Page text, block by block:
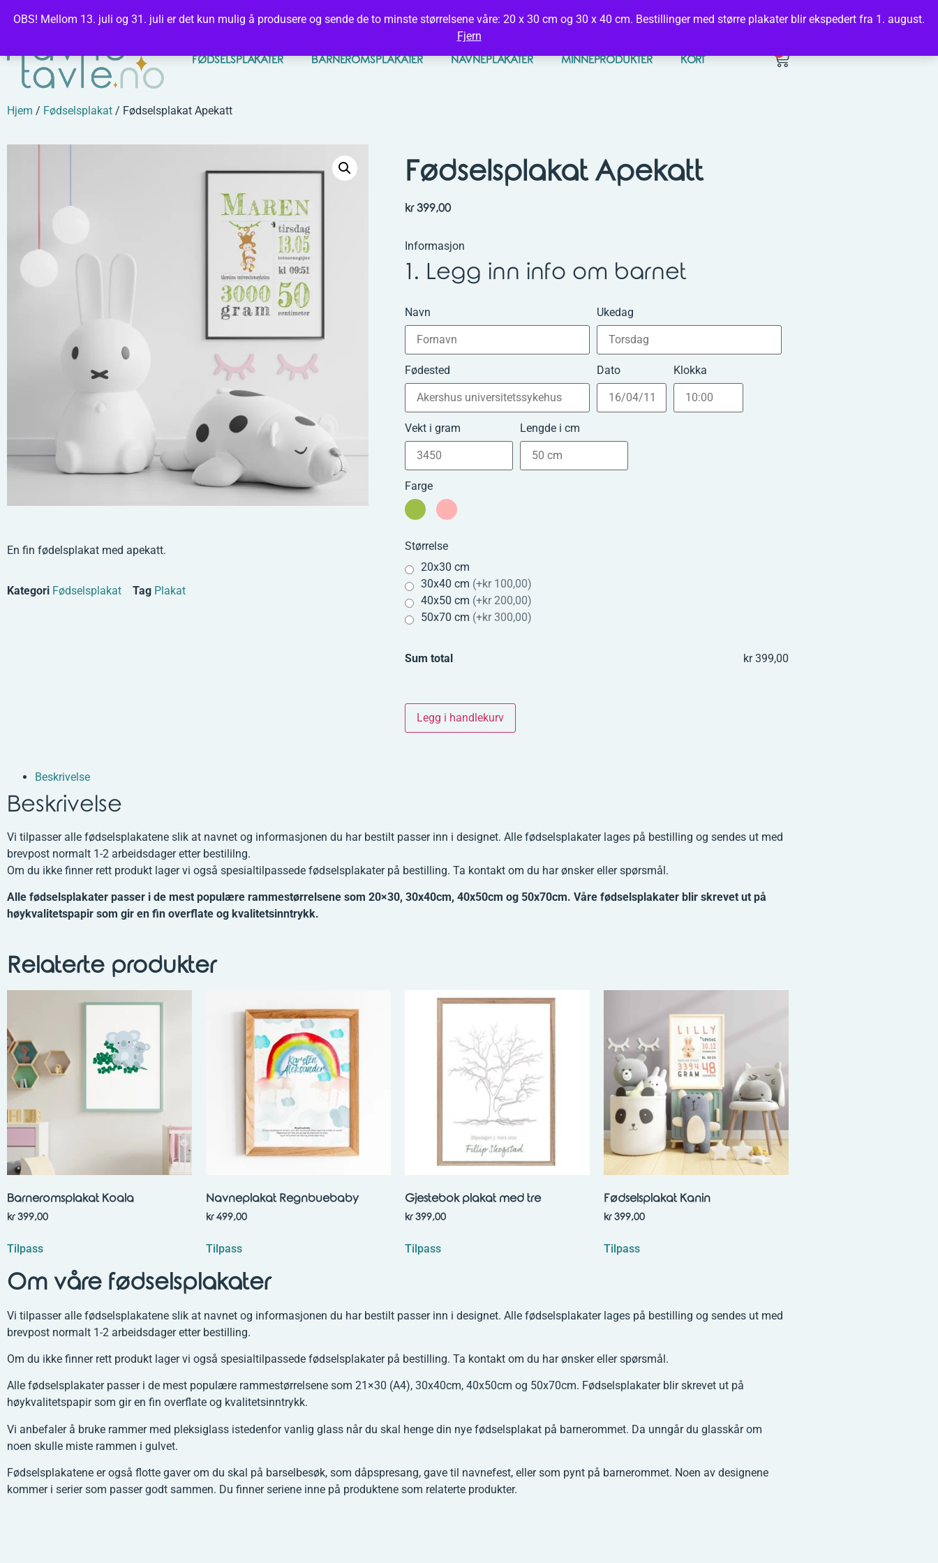
OBS! Mellom 13. juli og 31. juli er det kun mulig å produsere og sende de to minste størrelsene våre: 20 x 30 cm og 30 x 40 cm. Bestillinger med større plakater blir ekspedert fra 1. august.
Fjern
Personlige fødselsplakater, navnetavler og plakater til barnerommet.
FØDSELSPLAKATER BARNEROMSPLAKATER NAVNEPLAKATER MINNEPRODUKTER KORT
Hjem / Fødselsplakat / Fødselsplakat Apekatt
En fin fødelsplakat med apekatt.
Kategori Fødselsplakat Tag Plakat
Fødselsplakat Apekatt
kr399,00
Informasjon
1. Legg inn info om barnet
Navn Ukedag
Fødested Dato Klokka
Vekt i gram Lengde i cm
Farge
Størrelse
20x30 cm
30x40 cm (+kr 100,00)
40x50 cm (+kr 200,00)
50x70 cm (+kr 300,00)
Sum total kr 399,00
Legg i handlekurv
Beskrivelse
Beskrivelse
Vi tilpasser alle fødselsplakatene slik at navnet og informasjonen du har bestilt passer inn i designet. Alle fødselsplakater lages på bestilling og sendes ut med
brevpost normalt 1-2 arbeidsdager etter bestililng.
Om du ikke finner rett produkt lager vi også spesialtilpassede fødselsplakater på bestilling. Ta kontakt om du har ønsker eller spørsmål.
Alle fødselsplakater passer i de mest populære rammestørrelsene som 20×30, 30x40cm, 40x50cm og 50x70cm. Våre fødselsplakater blir skrevet ut på
høykvalitetspapir som gir en fin overflate og kvalitetsinntrykk.
Relaterte produkter
Barneromsplakat Koala
kr399,00
Tilpass
Navneplakat Regnbuebaby
kr499,00
Tilpass
Gjestebok plakat med tre
kr399,00
Tilpass
Fødselsplakat Kanin
kr399,00
Tilpass
Om våre fødselsplakater
Vi tilpasser alle fødselsplakatene slik at navnet og informasjonen du har bestilt passer inn i designet. Alle fødselsplakater lages på bestilling og sendes ut med
brevpost normalt 1-2 arbeidsdager etter bestilling.
Om du ikke finner rett produkt lager vi også spesialtilpassede fødselsplakater på bestilling. Ta kontakt om du har ønsker eller spørsmål.
Alle fødselsplakater passer i de mest populære rammestørrelsene som 21×30 (A4), 30x40cm, 40x50cm og 50x70cm. Fødselsplakater blir skrevet ut på
høykvalitetspapir som gir en fin overflate og kvalitetsinntrykk.
Vi anbefaler å bruke rammer med pleksiglass istedenfor vanlig glass når du skal henge din nye fødselsplakat på barnerommet. Da unngår du glasskår om
noen skulle miste rammen i gulvet.
Fødselsplakatene er også flotte gaver om du skal på barselbesøk, som dåpspresang, gave til navnefest, eller som pynt på barnerommet. Noen av designene
kommer i serier som passer godt sammen. Du finner seriene inne på produktene som relaterte produkter.